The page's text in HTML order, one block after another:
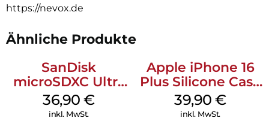
https://nevox.de
Ähnliche Produkte
SanDisk
microSDXC Ultra
128 GB + Adapter
Mobile
36,90€
inkl. MwSt.
Apple iPhone 16
Plus Silicone Case
MagSafe Plum
39,90€
inkl. MwSt.